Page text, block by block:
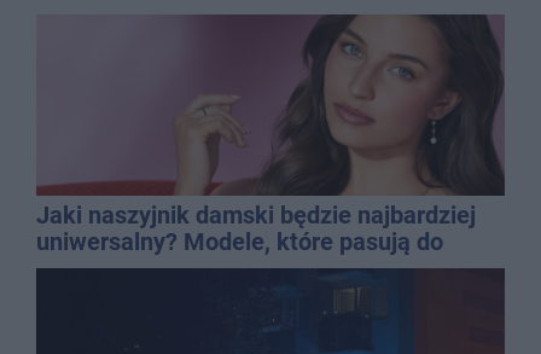
Jaki naszyjnik damski będzie najbardziej
uniwersalny? Modele, które pasują do
wielu stylizacji